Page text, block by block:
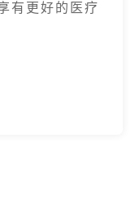
有更好的医疗